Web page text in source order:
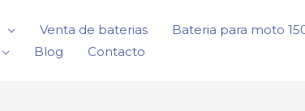
Venta de baterias Bateria para moto
Blog Contacto